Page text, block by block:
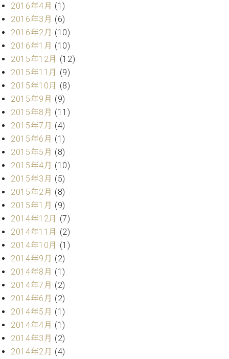
2016年4月 (1)
2016年3月 (6)
2016年2月 (10)
2016年1月 (10)
2015年12月 (12)
2015年11月 (9)
2015年10月 (8)
2015年9月 (9)
2015年8月 (11)
2015年7月 (4)
2015年6月 (1)
2015年5月 (8)
2015年4月 (10)
2015年3月 (5)
2015年2月 (8)
2015年1月 (9)
2014年12月 (7)
2014年11月 (2)
2014年10月 (1)
2014年9月 (2)
2014年8月 (1)
2014年7月 (2)
2014年6月 (2)
2014年5月 (1)
2014年4月 (1)
2014年3月 (2)
2014年2月 (4)